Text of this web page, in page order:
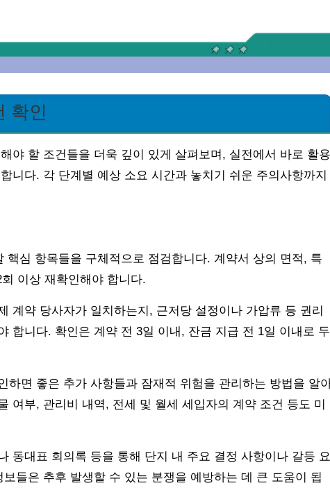
확인
야 할 조건들을 더욱 깊이 있게 살펴보며, 실전에서 바로 활용
니다. 각 단계별 예상 소요 시간과 놓치기 쉬운 주의사항까지
핵심 항목들을 구체적으로 점검합니다. 계약서 상의 면적, 특
이상 재확인해야 합니다.
계약 당사자가 일치하는지, 근저당 설정이나 가압류 등 권리
합니다. 확인은 계약 전 3일 이내, 잔금 지급 전 1일 이내로 두
하면 좋은 추가 사항들과 잠재적 위험을 관리하는 방법을 알
여부, 관리비 내역, 전세 및 월세 세입자의 계약 조건 등도 미
동대표 회의록 등을 통해 단지 내 주요 결정 사항이나 갈등 요
들은 추후 발생할 수 있는 분쟁을 예방하는 데 큰 도움이 됩